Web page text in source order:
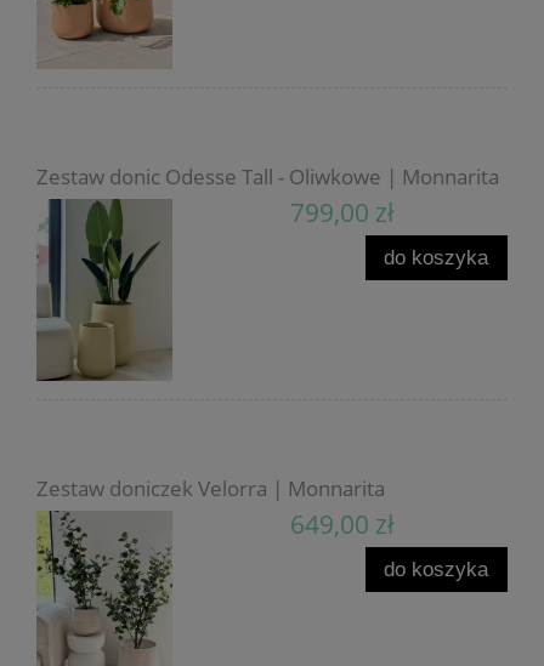
Zestaw donic Odesse Tall - Oliwkowe | Monnarita
799,00 zł
do koszyka
Zestaw doniczek Velorra | Monnarita
649,00 zł
do koszyka